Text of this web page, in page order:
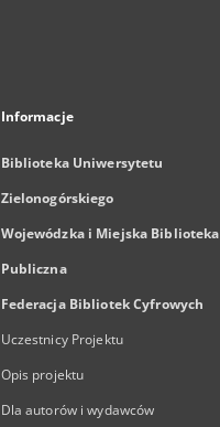
Informacje
Biblioteka Uniwersytetu
Zielonogórskiego
Wojewódzka i Miejska Biblioteka
Publiczna
Federacja Bibliotek Cyfrowych
Uczestnicy Projektu
Opis projektu
Dla autorów i wydawców